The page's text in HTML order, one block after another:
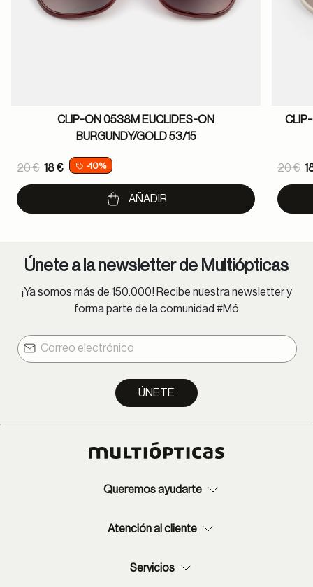
CLIP-ON 0538M EUCLIDES-ON
BURGUNDY/GOLD 53/15
Price reduced from
20 €
to
18 € -10%
AÑADIR
20 €
to
Únete a la newsletter de Multiópticas
¡Ya somos más de 150.000! Recibe nuestra newsletter y
forma parte de la comunidad #Mó
ÚNETE
Queremos ayudarte
Atención al cliente
Servicios